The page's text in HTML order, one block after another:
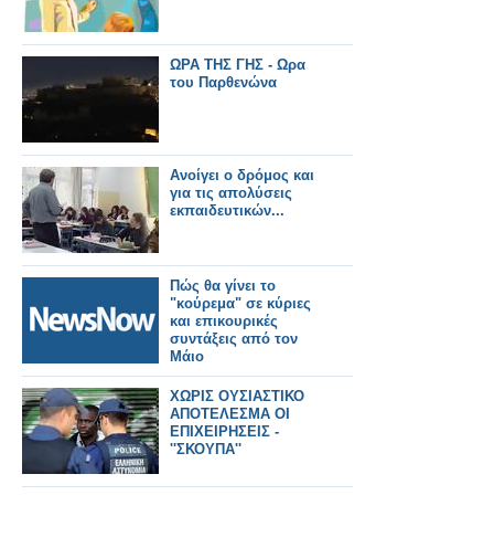
ΩΡΑ ΤΗΣ ΓΗΣ - Ωρα
του Παρθενώνα
Ανοίγει ο δρόμος και
για τις απολύσεις
εκπαιδευτικών...
Πώς θα γίνει το
"κούρεμα" σε κύριες
και επικουρικές
συντάξεις από τον
Μάιο
ΧΩΡΙΣ ΟΥΣΙΑΣΤΙΚΟ
ΑΠΟΤΕΛΕΣΜΑ ΟΙ
ΕΠΙΧΕΙΡΗΣΕΙΣ -
''ΣΚΟΥΠΑ''